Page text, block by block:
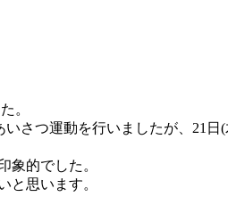
。
さつ運動を行いましたが、21日
象的でした。
と思います。